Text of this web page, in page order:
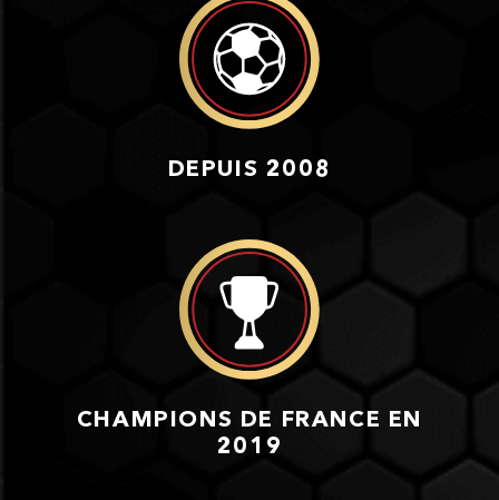
DEPUIS 2008
CHAMPIONS DE FRANCE EN
2019